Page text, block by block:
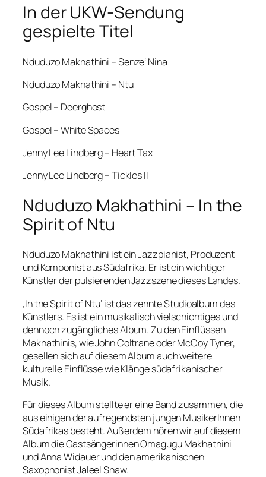
In der UKW-Sendung
gespielte Titel
Nduduzo Makhathini – Senze‘ Nina
Nduduzo Makhathini – Ntu
Gospel – Deerghost
Gospel – White Spaces
Jenny Lee Lindberg – Heart Tax
Jenny Lee Lindberg – Tickles II
Nduduzo Makhathini – In the
Spirit of Ntu
Nduduzo Makhathini ist ein Jazzpianist, Produzent
und Komponist aus Südafrika. Er ist ein wichtiger
Künstler der pulsierenden Jazzszene dieses Landes.
‚In the Spirit of Ntu‘ ist das zehnte Studioalbum des
Künstlers. Es ist ein musikalisch vielschichtiges und
dennoch zugängliches Album. Zu den Einflüssen
Makhathinis, wie John Coltrane oder McCoy Tyner,
gesellen sich auf diesem Album auch weitere
kulturelle Einflüsse wie Klänge südafrikanischer
Musik.
Für dieses Album stellte er eine Band zusammen, die
aus einigen der aufregendsten jungen MusikerInnen
Südafrikas besteht. Außerdem hören wir auf diesem
Album die Gastsängerinnen Omagugu Makhathini
und Anna Widauer und den amerikanischen
Saxophonist Jaleel Shaw.